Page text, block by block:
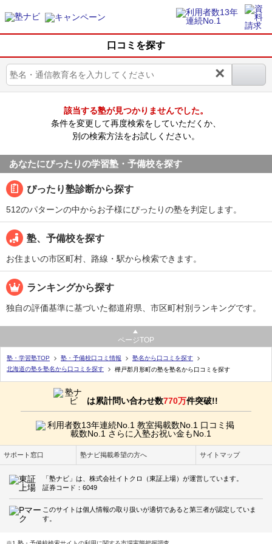
口コミを探す
×
該当する塾が見つかりませんでした。
条件を変更して再度検索をしていただくか、
別の検索方法をお試しください。
あなたにぴったりの学習塾・予備校を探す
ぴったり塾診断から探す
512のパターンの中からお子様にぴったりの塾を判定します。
塾、予備校を探す
お住まいの市区町村、路線・駅から検索できます。
ランキングから探す
独自の評価基準に基づいた都道府県、市区町村別ランキングです。
ページTOP
塾・学習塾TOP 塾・予備校口コミ情報
塾名から口コミを探す
北海道の塾を塾名から口コミを探す
樺戸郡月形町の塾を塾名から口コミを探す
は累計問い合わせ数770万件突破!!
サポート窓口 塾ナビ掲載希望の方へ サイトマップ
「塾ナビ」は、株式会社イトクロ（東証上場）が運営しています。
証券コード：6049
このサイトは個人情報の取り扱いが適切であると第三者が認定していま
す。